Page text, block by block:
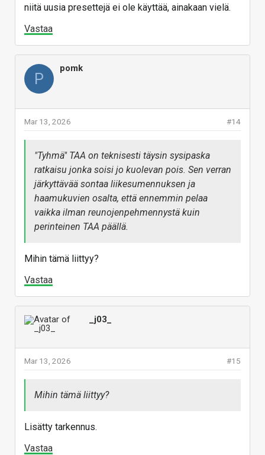
niitä uusia presettejä ei ole käyttää, ainakaan vielä.
Vastaa
P
pomk
#14
Mar 13, 2026
"Tyhmä" TAA on teknisesti täysin sysipaska
ratkaisu jonka soisi jo kuolevan pois. Sen verran
järkyttävää sontaa liikesumennuksen ja
haamukuvien osalta, että ennemmin pelaa
vaikka ilman reunojenpehmennystä kuin
perinteinen TAA päällä.
Mihin tämä liittyy?
Vastaa
_j03_
#15
Mar 13, 2026
Mihin tämä liittyy?
Lisätty tarkennus.
Vastaa